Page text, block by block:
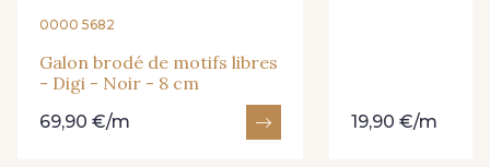
0000 5682
Galon brodé de motifs libres
- Digi - Noir - 8 cm
69,90 €/m 19,90 €/m